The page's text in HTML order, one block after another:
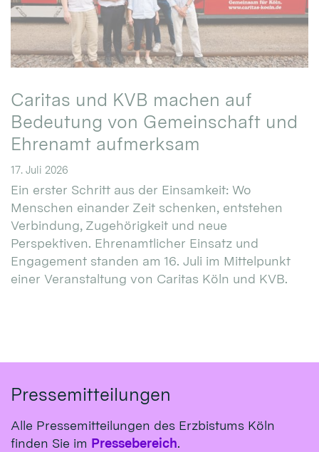
Caritas und KVB machen auf
Bedeutung von Gemeinschaft und
Ehrenamt aufmerksam
17. Juli 2026
Ein erster Schritt aus der Einsamkeit: Wo
Menschen einander Zeit schenken, entstehen
Verbindung, Zugehörigkeit und neue
Perspektiven. Ehrenamtlicher Einsatz und
Engagement standen am 16. Juli im Mittelpunkt
einer Veranstaltung von Caritas Köln und KVB.
Pressemitteilungen
Alle Pressemitteilungen des Erzbistums Köln
finden Sie im Pressebereich.